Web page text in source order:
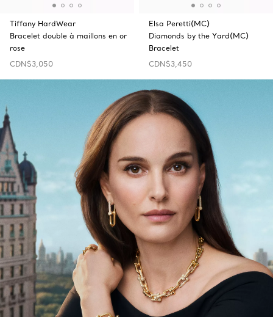
Tiffany HardWear
Bracelet double à maillons en or
rose
CDN$3,050
Elsa Peretti(MC)
Diamonds by the Yard(MC)
Bracelet
CDN$3,450